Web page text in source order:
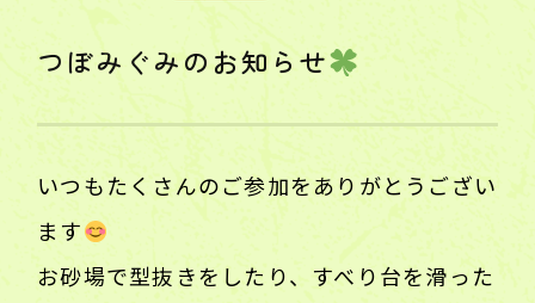
つぼみぐみのお知らせ
いつもたくさんのご参加をありがとうござい
ます
お砂場で型抜きをしたり、すべり台を滑った